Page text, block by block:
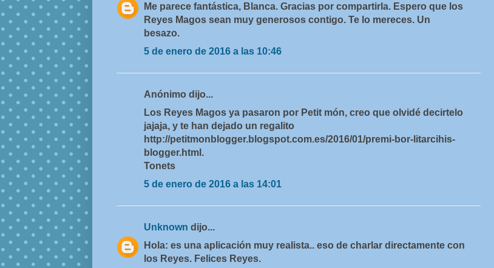
Me parece fantástica, Blanca. Gracias por compartirla. Espero que los
Reyes Magos sean muy generosos contigo. Te lo mereces. Un
besazo.
5 de enero de 2016 a las 10:46
Anónimo dijo...
Los Reyes Magos ya pasaron por Petit món, creo que olvidé decirtelo
jajaja, y te han dejado un regalito
http://petitmonblogger.blogspot.com.es/2016/01/premi-bor-litarcihis-
blogger.html.
Tonets
5 de enero de 2016 a las 14:01
Unknown dijo...
Hola: es una aplicación muy realista.. eso de charlar directamente con
los Reyes. Felices Reyes.